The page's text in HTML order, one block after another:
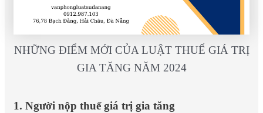
NHỮNG ĐIỂM MỚI CỦA LUẬT THUẾ GIÁ TRỊ
GIA TĂNG NĂM 2024
1. Người nộp thuế giá trị gia tăng